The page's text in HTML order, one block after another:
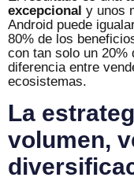
excepcional y unos
Android puede
80% de los
con tan solo un 20%
diferencia entre
ecosistemas.
La
volumen,